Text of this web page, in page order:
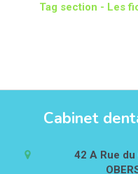
Tag section - Les
Cabinet
42 A Rue